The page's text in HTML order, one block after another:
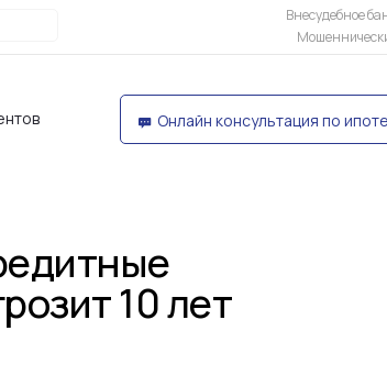
Внесудебное
Онлайн консультация по
10 лет